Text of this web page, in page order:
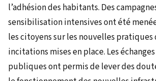
l’adhésion des habitants. Des
sensibilisation intensives ont été
les citoyens sur les nouvelles
incitations mises en place. Les
publiques ont permis de lever des